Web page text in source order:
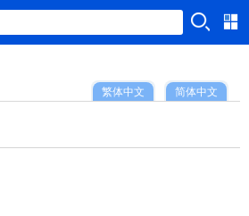
简体中文
繁体中文